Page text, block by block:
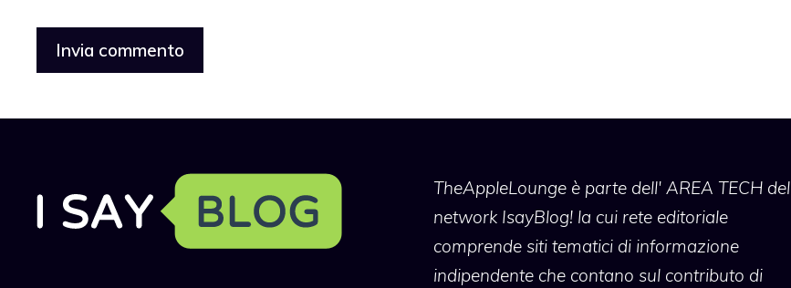
TheAppleLoungeè parte dell' AREA TECH del
network IsayBlog! la cui rete editoriale
comprende siti tematici di informazione
indipendente che contano sul contributo di